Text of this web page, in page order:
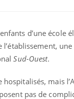
d’une
Sud-Ouest.
mais
pas de